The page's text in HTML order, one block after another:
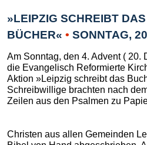
»LEIPZIG SCHREIBT
BÜCHER« • SONNTAG,
Am Sonntag, den 4. Advent ( 20.
die Evangelisch Reformierte
Aktion »Leipzig schreibt das
Schreibwillige brachten nach
Zeilen aus den Psalmen zu
Christen aus allen Gemeinden